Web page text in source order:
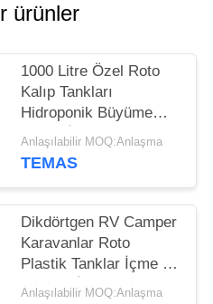
ürünler
1000 Litre Özel Roto
Kalıp Tankları
Hidroponik Büyüme
Çiftliği İçin Dikey
Yağmur Suyu
Anlaşılabilir MOQ:Anlaşma
TEMAS
Dikdörtgen RV Camper
Karavanlar Roto
Plastik Tanklar İçme ve
Yıkama İçin Konteyner
Anlaşılabilir MOQ:Anlaşma